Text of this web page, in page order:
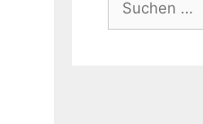
nach: